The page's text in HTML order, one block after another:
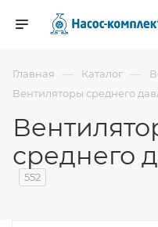
Главная — Каталог —
Вентиляторы среднего
среднего
552